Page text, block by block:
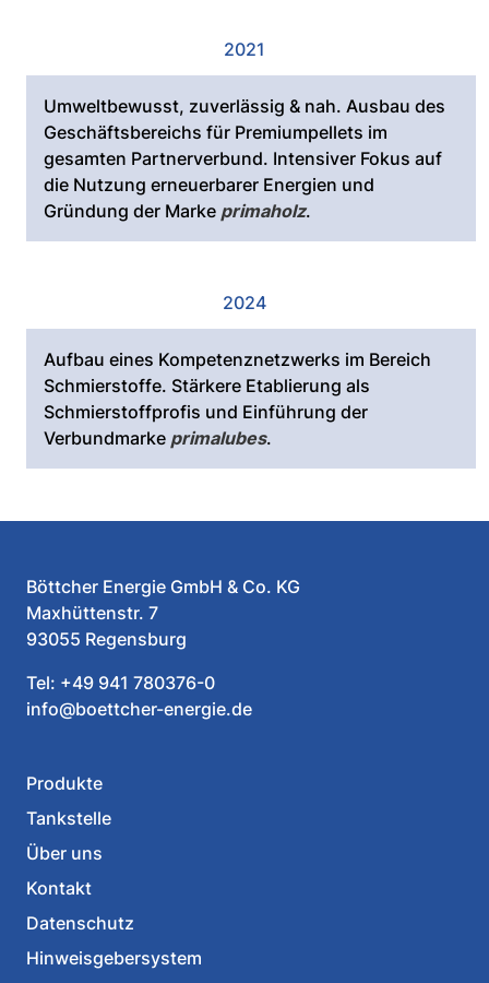
Umweltbewusst, zuverlässig & nah. Ausbau des
Geschäftsbereichs für Premiumpellets im
gesamten Partnerverbund. Intensiver Fokus auf
die Nutzung erneuerbarer Energien und
Gründung der Marke primaholz.
2021
Aufbau eines Kompetenznetzwerks im Bereich
Schmierstoffe. Stärkere Etablierung als
Schmierstoffprofis und Einführung der
Verbundmarke primalubes.
2024
Böttcher Energie GmbH & Co. KG
Maxhüttenstr. 7
93055 Regensburg
Tel: +49 941 780376-0
info@boettcher-energie.de
Produkte
Tankstelle
Über uns
Kontakt
Datenschutz
Hinweisgebersystem